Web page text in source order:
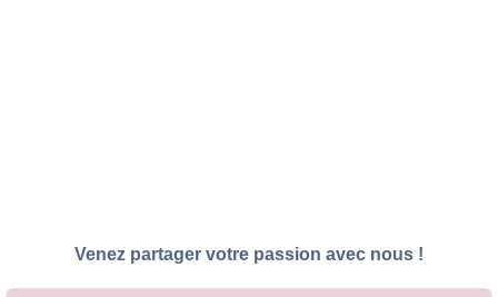
Venez partager votre passion avec nous !